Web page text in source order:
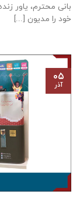
بانی محترم، یاور
خود را مدیون [...]
۰۵
آذر